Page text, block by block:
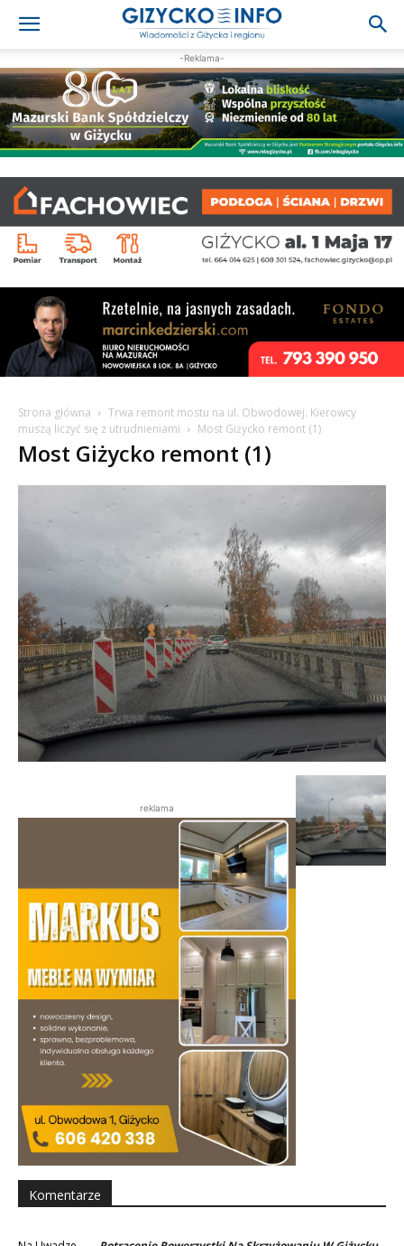
-Reklama-
Strona główna
Trwa remont mostu na ul. Obwodowej. Kierowcy
muszą liczyć się z utrudnieniami
Most Giżycko remont (1)
Most Giżycko remont (1)
reklama
Komentarze